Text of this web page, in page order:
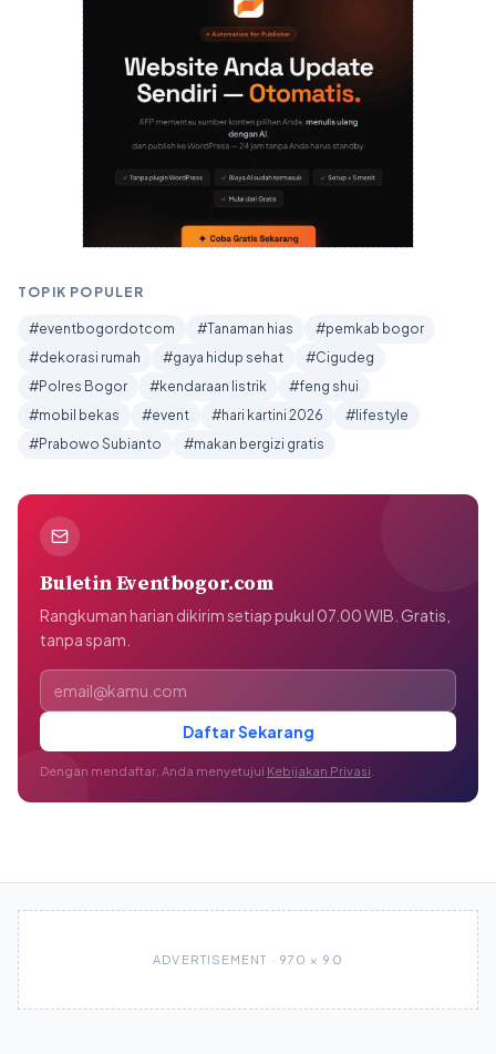
TOPIK POPULER
#eventbogordotcom #Tanaman hias
#pemkab bogor
#dekorasi rumah
#gaya hidup sehat
#Cigudeg
#Polres Bogor
#kendaraan listrik
#feng shui
#mobil bekas
#event #hari kartini 2026
#lifestyle
#Prabowo Subianto
#makan bergizi gratis
Buletin Eventbogor.com
Rangkuman harian dikirim setiap pukul 07.00 WIB. Gratis,
tanpa spam.
Alamat email
Daftar Sekarang
Dengan mendaftar, Anda menyetujui Kebijakan Privasi
ADVERTISEMENT · 970 × 90